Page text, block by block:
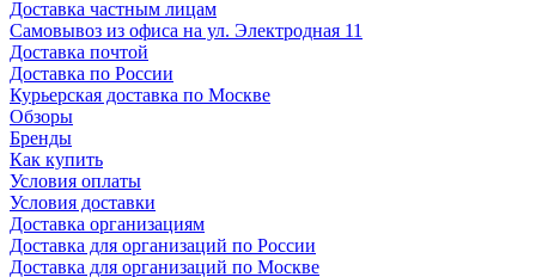
Доставка частным лицам
Самовывоз из офиса на ул. Электродная 11
Доставка почтой
Доставка по России
Курьерская доставка по Москве
Обзоры
Бренды
Как купить
Условия оплаты
Условия доставки
Доставка организациям
Доставка для организаций по России
Доставка для организаций по Москве